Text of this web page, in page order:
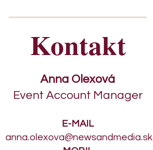
Kontakt
Anna Olexová
Event Account Manager
E-MAIL
anna.olexova@newsandmedia.sk